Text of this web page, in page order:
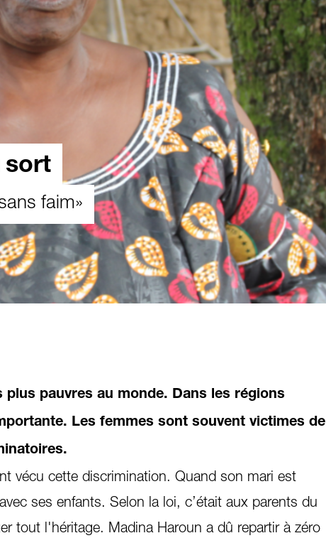
sort
faim»
plus pauvres au monde. Dans les régions
Les femmes sont souvent victimes de
vécu cette discrimination. Quand son mari est
ses enfants. Selon la loi, c’était aux parents du
tout l'héritage. Madina Haroun a dû repartir à zéro